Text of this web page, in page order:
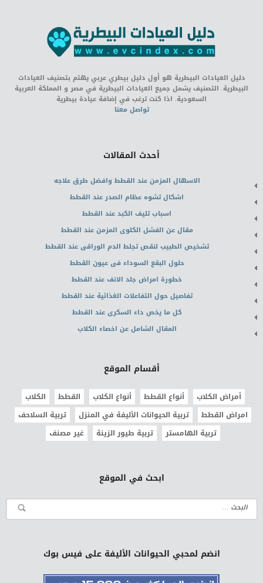
دليل العيادات البيطرية هو أول دليل بيطري عربي يهتم بتصنيف العيادات
البيطرية. التصنيف يشمل جميع العيادات البيطرية في مصر و المملكة العربية
السعودية. اذا كنت ترغب في إضافة عيادة بيطرية
تواصل معنا
أحدث المقالات
الاسهال المزمن عند القطط وافضل طرق علاجه
اشكال تشوه عظام الصدر عند القطط
اسباب تليف الكبد عند القطط
مقال عن الفشل الكلوى المزمن عند القطط
تشخيص الطبيب لنقص تجلط الدم الوراقى عند القطط
حلول البقع السوداء فى عيون القطط
خطورة امراض جلد الانف عند القطط
تفاصيل حول التفاعلات الغذائية عند القطط
كل ما يخص داء السكرى عند القطط
المقال الشامل عن اخصاء الكلاب
أقسام الموقع
أمراض الكلاب أنواع القطط أنواع الكلاب القطط
الكلاب
امراض القطط
تربية الحيوانات الأليفة في المنزل
تربية السلاحف
تربية الهامستر
تربية طيور الزينة غير مصنف
ابحث في الموقع
انضم لمحبي الحيوانات الأليفة على فيس بوك